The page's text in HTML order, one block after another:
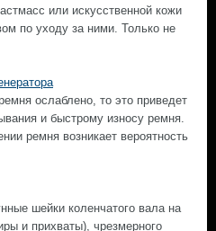
или искусственной кожи
по уходу за ними. Только не
ослаблено, то это приведет
и быстрому износу ремня.
ремня возникает вероятность
шейки коленчатого вала на
и прихваты), чрезмерного